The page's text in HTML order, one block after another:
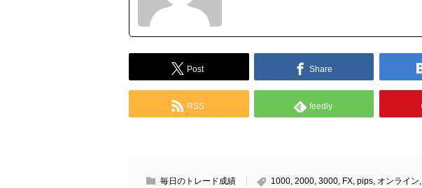
Post Share
RSS feedly
毎日のトレード成績 1000, 2000, 3000, FX, pips, オンライン,